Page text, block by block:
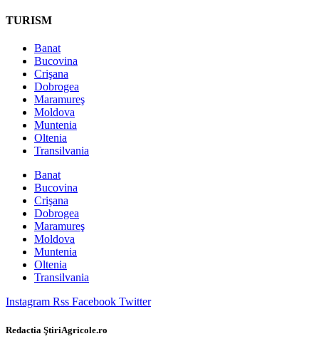
TURISM
Banat
Bucovina
Crişana
Dobrogea
Maramureş
Moldova
Muntenia
Oltenia
Transilvania
Banat
Bucovina
Crişana
Dobrogea
Maramureş
Moldova
Muntenia
Oltenia
Transilvania
Instagram Rss Facebook Twitter
Redactia ŞtiriAgricole.ro